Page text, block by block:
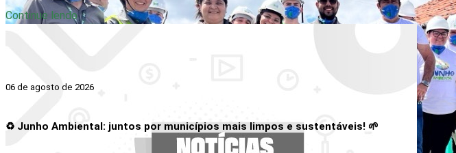
Continue lendo
06 de agosto de 2026
♻️ Junho Ambiental: juntos por municípios mais limpos e sustentáveis! 🌱